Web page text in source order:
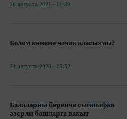
26 августа 2021 - 11:09
Белем көненә чәчәк аласызмы?
31 августа 2020 - 15:52
Балаларны беренче сыйныфка
әзерли башларга вакыт